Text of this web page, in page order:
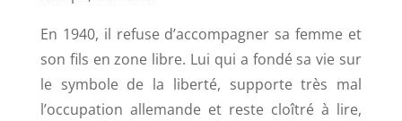
En 1940, il refuse d’accompagner sa femme et
son fils en zone libre. Lui qui a fondé sa vie sur
le symbole de la liberté, supporte très mal
l’occupation allemande et reste cloîtré à lire,